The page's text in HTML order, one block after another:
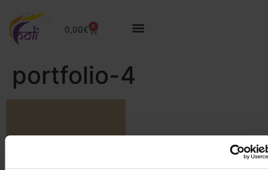
0,00€ 0
portfolio-4